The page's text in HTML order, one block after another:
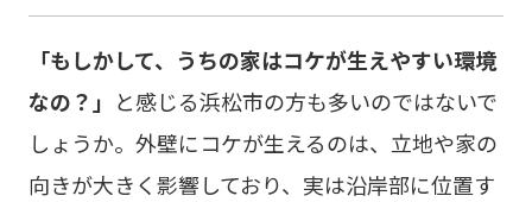
「もしかして、うちの家はコケが生えやすい環境
なの？」 と感じる浜松市の方も多いのではないで
しょうか。外壁にコケが生えるのは、立地や家の
向きが大きく影響しており、実は沿岸部に位置す